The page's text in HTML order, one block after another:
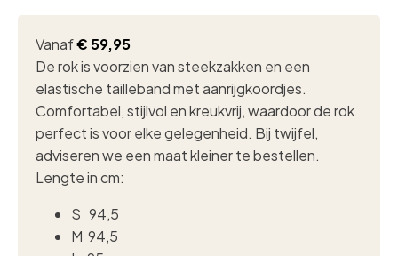
Vanaf€ 59,95
De rok is voorzien van steekzakken en een
elastische tailleband met aanrijgkoordjes.
Comfortabel, stijlvol en kreukvrij, waardoor de rok
perfect is voor elke gelegenheid. Bij twijfel,
adviseren we een maat kleiner te bestellen.
Lengte in cm:
S 94,5
M 94,5